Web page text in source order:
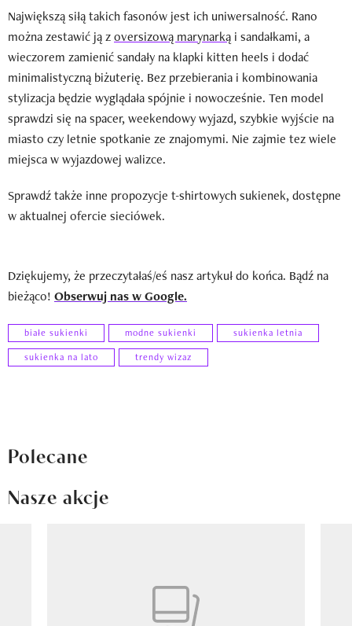
Największą siłą takich fasonów jest ich uniwersalność. Rano
można zestawić ją zoversizową marynarką i sandałkami, a
wieczorem zamienić sandały na klapki kitten heels i dodać
minimalistyczną biżuterię. Bez przebierania i kombinowania
stylizacja będzie wyglądała spójnie i nowocześnie. Ten model
sprawdzi się na spacer, weekendowy wyjazd, szybkie wyjście na
miasto czy letnie spotkanie ze znajomymi. Nie zajmie tez wiele
miejsca w wyjazdowej walizce.
Sprawdź także inne propozycje t-shirtowych sukienek, dostępne
w aktualnej ofercie sieciówek.
Dziękujemy, że przeczytałaś/eś nasz artykuł do końca. Bądź na
bieżąco! Obserwuj nas w Google.
białe sukienki modne sukienki
sukienka letnia
sukienka na lato
trendy wizaz
Polecane
Nasze akcje